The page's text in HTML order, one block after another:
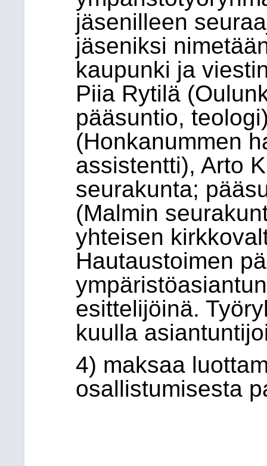
jäsenilleen
jäseniksi
kaupunki ja
Piia Rytilä
pääsuntio,
(Honkanummen
assistentti), Arto
seurakunta;
(Malmin
yhteisen
Hautaustoimen
esittelijöinä.
kuulla
4) maksaa
osallistumisesta